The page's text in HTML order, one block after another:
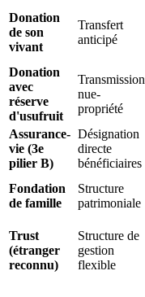
Donation
de son
vivant
Transfert
anticipé
Donation
avec
réserve
d'usufruit
Transmission
nue-
propriété
Assurance-
vie (3e
pilier B)
Désignation
directe
bénéficiaires
Fondation
de famille
Structure
patrimoniale
Trust
(étranger
reconnu)
Structure de
gestion
flexible